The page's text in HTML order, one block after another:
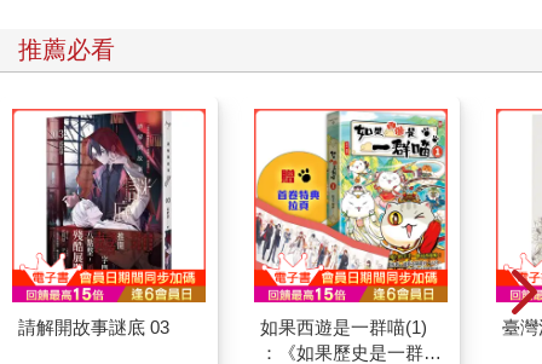
推薦必看
請解開故事謎底 03
如果西遊是一群喵(1)
：《如果歷史是一群
臺